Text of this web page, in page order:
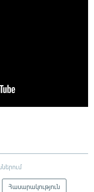
Հասարակություն